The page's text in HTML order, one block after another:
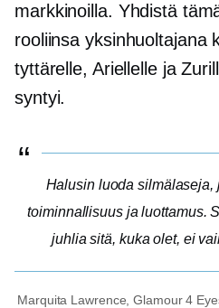
markkinoilla. Yhdistä
rooliinsa yksinhuoltajana
tyttärelle, Ariellelle ja
syntyi.
Halusin luoda silmälaseja,
toiminnallisuus ja luottamus.
juhlia sitä, kuka olet, ei
Marquita Lawrence, Glamour 4